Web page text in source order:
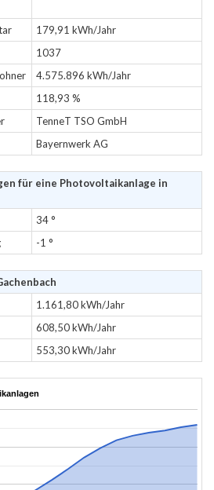
179,91 kWh/Jahr
1037
4.575.896 kWh/Jahr
118,93 %
TenneT TSO GmbH
Bayernwerk AG
für eine Photovoltaikanlage in
34 °
-1 °
1.161,80 kWh/Jahr
608,50 kWh/Jahr
553,30 kWh/Jahr